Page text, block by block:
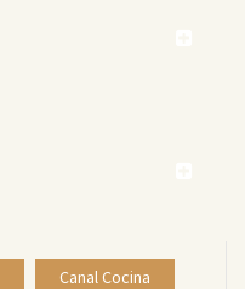
Canal Cocina